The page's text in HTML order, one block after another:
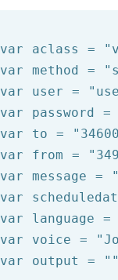
var aclass =
var method =
var user =
var password =
var to =
var from =
var message =
var
var language =
var voice =
var output =
""